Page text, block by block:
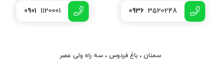
0936 3520248
0901 1120001
سمنان ، باغ فردوس ، سه راه ولی عصر